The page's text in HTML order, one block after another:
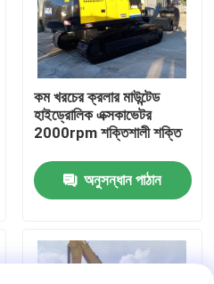
কম খরচের ক্রলার মাউন্টেড
হাইড্রোলিক এক্সকাভেটর
2000rpm শক্তিশালী শক্তি
অনুসন্ধান পাঠান